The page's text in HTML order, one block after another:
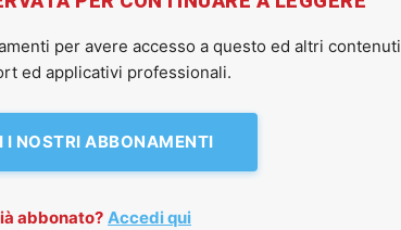
per avere accesso a questo ed altri contenuti
ed applicativi professionali.
I NOSTRI ABBONAMENTI
abbonato? Accedi qui